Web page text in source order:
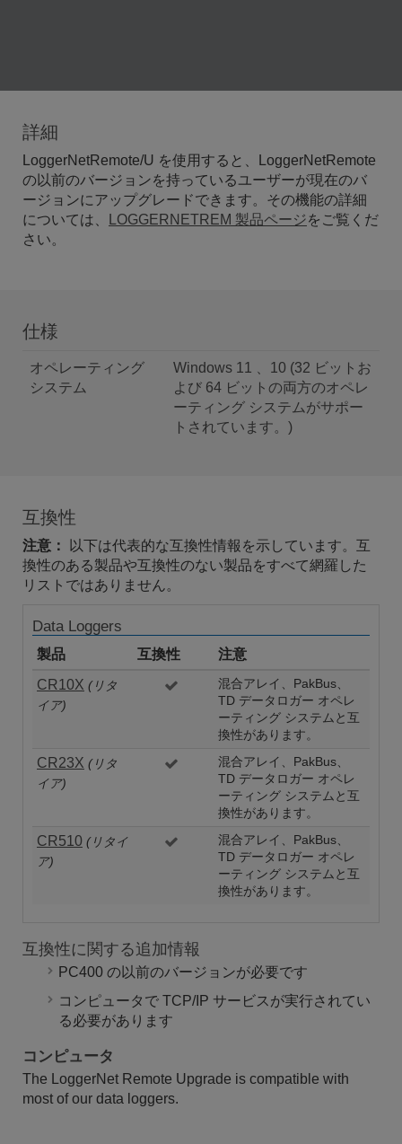
詳細
LoggerNetRemote/U を使用すると、LoggerNetRemote
の以前のバージョンを持っているユーザーが現在のバ
ージョンにアップグレードできます。その機能の詳細
については、
LOGGERNETREM 製品ページをご覧くだ
さい。
仕様
オペレーティング
システム
Windows 11 、10 (32 ビットお
よび 64 ビットの両方のオペレ
ーティング システムがサポー
トされています。)
互換性
注意：
以下は代表的な互換性情報を示しています。互
換性のある製品や互換性のない製品をすべて網羅した
リストではありません。
Data Loggers
製品 互換性
注意
CR10X (リタ
イア)
混合アレイ、PakBus、
TD データロガー オペレ
ーティング システムと互
換性があります。
CR23X (リタ
イア)
混合アレイ、PakBus、
TD データロガー オペレ
ーティング システムと互
換性があります。
CR510 (リタイ
ア)
混合アレイ、PakBus、
TD データロガー オペレ
ーティング システムと互
換性があります。
互換性に関する追加情報
PC400 の以前のバージョンが必要です
コンピュータで TCP/IP サービスが実行されてい
る必要があります
コンピュータ
The LoggerNet Remote Upgrade is compatible with
most of our data loggers.